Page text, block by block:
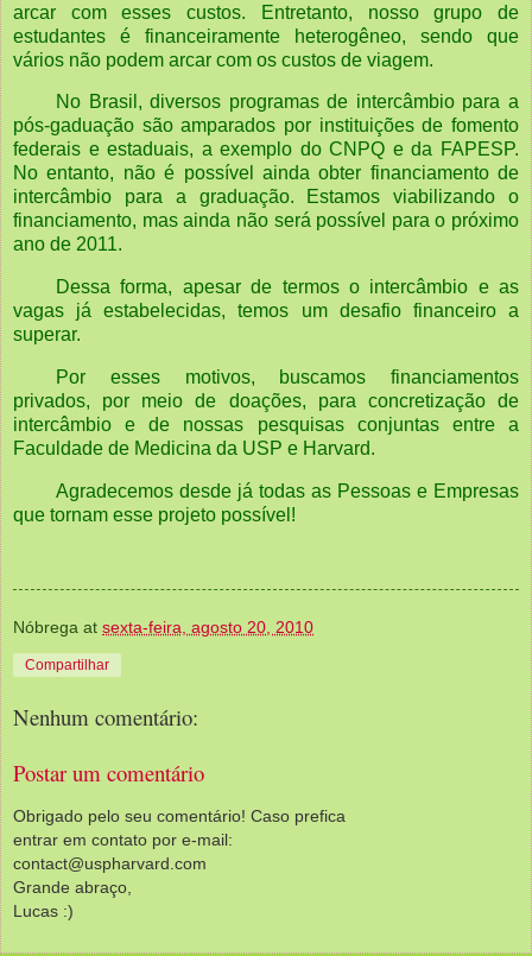
arcar com esses custos. Entretanto, nosso grupo de
estudantes é financeiramente heterogêneo, sendo que
vários não podem arcar com os custos de viagem.
No Brasil, diversos programas de intercâmbio para a
pós-gaduação são amparados por instituições de fomento
federais e estaduais, a exemplo do CNPQ e da FAPESP.
No entanto, não é possível ainda obter financiamento de
intercâmbio para a graduação. Estamos viabilizando o
financiamento, mas ainda não será possível para o próximo
ano de 2011.
Dessa forma, apesar de termos o intercâmbio e as
vagas já estabelecidas, temos um desafio financeiro a
superar.
Por esses motivos, buscamos financiamentos
privados, por meio de doações, para concretização de
intercâmbio e de nossas pesquisas conjuntas entre a
Faculdade de Medicina da USP e Harvard.
Agradecemos desde já todas as Pessoas e Empresas
que tornam esse projeto possível!
Nóbrega at sexta-feira, agosto 20, 2010
Compartilhar
Nenhum comentário:
Postar um comentário
Obrigado pelo seu comentário! Caso prefica
entrar em contato por e-mail:
contact@uspharvard.com
Grande abraço,
Lucas :)